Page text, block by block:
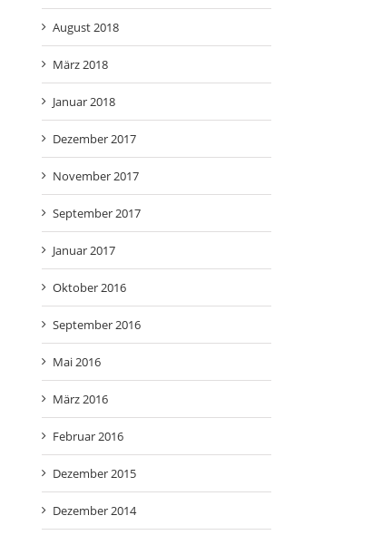
August 2018
März 2018
Januar 2018
Dezember 2017
November 2017
September 2017
Januar 2017
Oktober 2016
September 2016
Mai 2016
März 2016
Februar 2016
Dezember 2015
Dezember 2014